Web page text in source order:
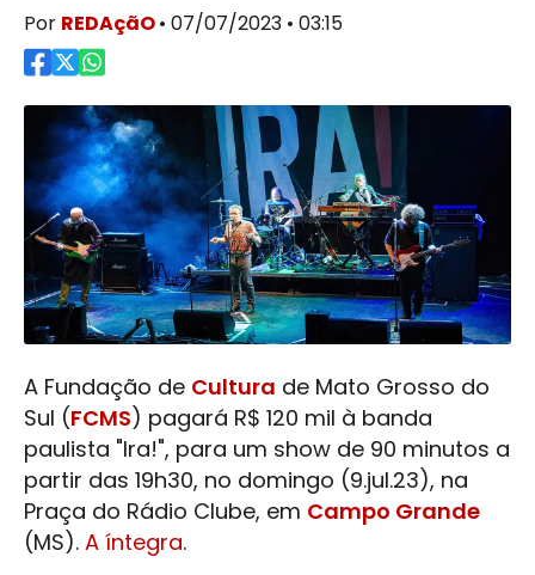
Por REDAçãO• 07/07/2023 • 03:15
A Fundação de Cultura de Mato Grosso do
Sul (FCMS) pagará R$ 120 mil à banda
paulista "Ira!", para um show de 90 minutos a
partir das 19h30, no domingo (9.jul.23), na
Praça do Rádio Clube, em Campo Grande
(MS). A íntegra.